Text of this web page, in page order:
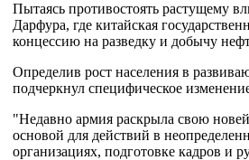
Пытаясь противостоять растущему
Дарфура, где китайская
концессию на разведку и добычу
Определив рост населения в
подчеркнул специфическое
"Недавно армия раскрыла свою
основой для действий в
организациях, подготовке кадров и